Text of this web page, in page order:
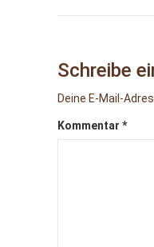
Schreibe
Deine E-Mail-
Kommentar *